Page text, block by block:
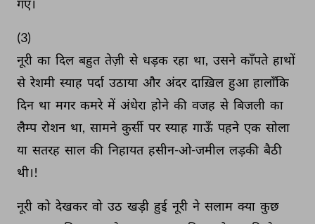
गए।
(3)
नूरी का दिल बहुत तेज़ी से धड़क रहा था, उसने काँपते हाथों
से रेशमी स्याह पर्दा उठाया और अंदर दाख़िल हुआ हालाँकि
दिन था मगर कमरे में अंधेरा होने की वजह से बिजली का
लैम्प रोशन था, सामने कुर्सी पर स्याह गाऊँ पहने एक सोला
या सतरह साल की निहायत हसीन-ओ-जमील लड़की बैठी
थी।!
नूरी को देखकर वो उठ खड़ी हुई नूरी ने सलाम क्या कुछ